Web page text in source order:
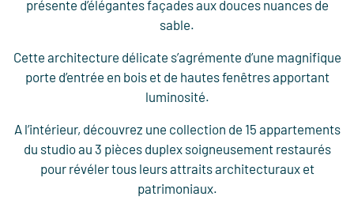
présente d’élégantes façades aux douces nuances de
sable.
Cette architecture délicate s’agrémente d’une magnifique
porte d’entrée en bois et de hautes fenêtres apportant
luminosité.
A l’intérieur, découvrez une collection de 15 appartements
du studio au 3 pièces duplex soigneusement restaurés
pour révéler tous leurs attraits architecturaux et
patrimoniaux.